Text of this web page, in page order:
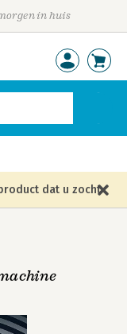
in huis
dat u zocht
door de